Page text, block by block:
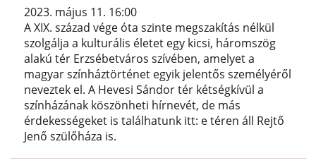
2023. május 11. 16:00
A XIX. század vége óta szinte megszakítás nélkül
szolgálja a kulturális életet egy kicsi, háromszög
alakú tér Erzsébetváros szívében, amelyet a
magyar színháztörténet egyik jelentős személyéről
neveztek el. A Hevesi Sándor tér kétségkívül a
színházának köszönheti hírnevét, de más
érdekességeket is találhatunk itt: e téren áll Rejtő
Jenő szülőháza is.